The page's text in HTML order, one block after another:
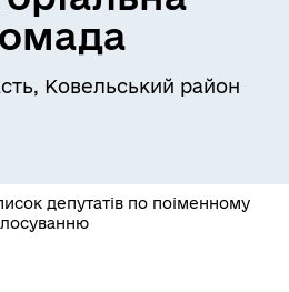
Ковельський район
депутатів по поіменному